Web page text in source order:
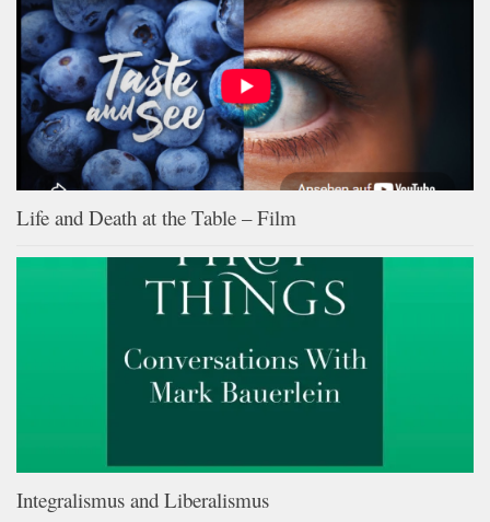
Life and Death at the Table – Film
Integralismus and Liberalismus